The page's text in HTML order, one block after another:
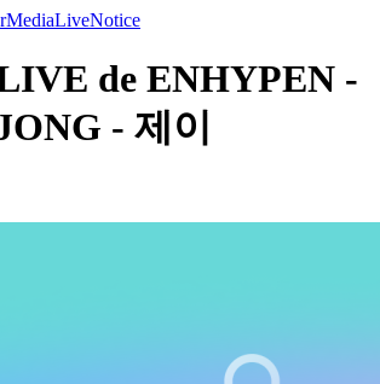
MediaLiveNotice
de ENHYPEN -
- 제이